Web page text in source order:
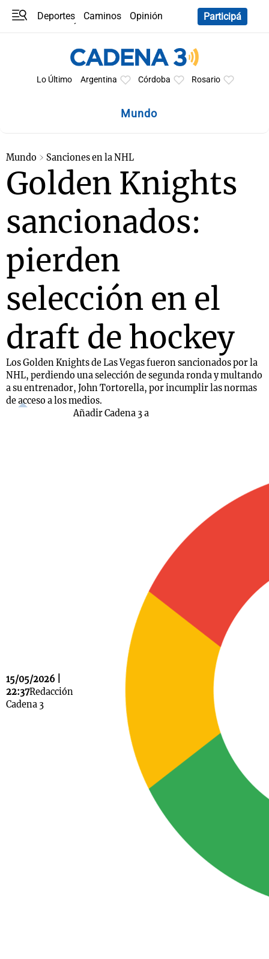
Deportes Caminos
Opinión
Participá
Lo Último Argentina Córdoba Rosario
Mundo
Mundo Sanciones en la NHL
Golden Knights
sancionados:
pierden
selección en el
draft de hockey
Los Golden Knights de Las Vegas fueron sancionados por la
NHL, perdiendo una selección de segunda ronda y multando
a su entrenador, John Tortorella, por incumplir las normas
de acceso a los medios.
15/05/2026 |
22:37Redacción
Cadena 3
Añadir Cadena 3 a
La Sole en
Cadena 3